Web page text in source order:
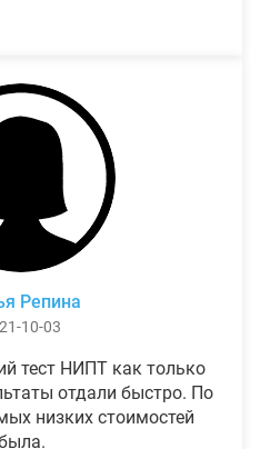
Репина
10-03
тест НИПТ как только
отдали быстро. По
низких стоимостей